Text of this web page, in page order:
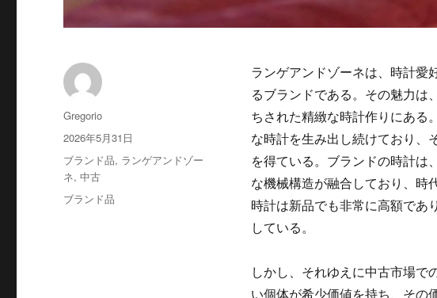
ランゲアンドゾーネは、時計愛
るブランドである。 その魅力は
ちされた精緻な時計作りにある
な時計を生み出し続けており、
を得ている。ブランドの時計は
な機械構造が融合しており、時
時計は新品でも非常に高額であ
している。
しかし、それゆえに中古市場で
い個体が希少価値を持ち、その
投
稿
Gregorio
投
稿
日:
2026年5月31日
カ
テ
ゴ
リ
ブランド品, ランゲアンドゾー
ネ,中古
タ
ブランド品